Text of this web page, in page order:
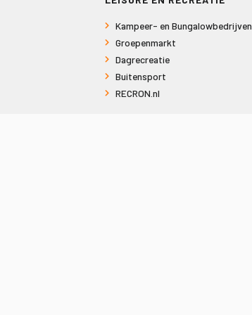
Kampeer- en Bungalowbedrijven
Groepenmarkt
Dagrecreatie
Buitensport
RECRON.nl